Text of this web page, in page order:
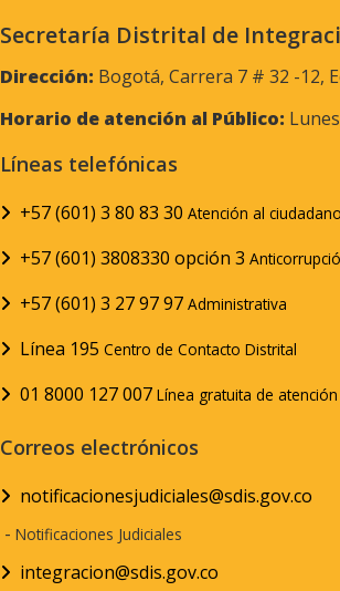
Secretaría Distrital de
Dirección: Bogotá, Carrera 7 # 32 -12,
Horario de atención al Público:
Líneas telefónicas
+57 (601) 3 80 83 30 Atención al
+57 (601) 3808330 opción 3
+57 (601) 3 27 97 97 Administrativa
Línea 195 Centro de Contacto Distrital
01 8000 127 007 Línea gratuita de
Correos electrónicos
notificacionesjudiciales@sdis.gov.co
- Notificaciones Judiciales
integracion@sdis.gov.co